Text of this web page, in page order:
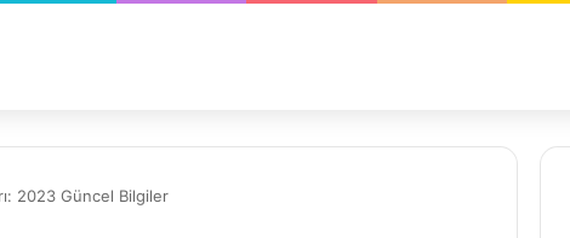
2023 Güncel Bilgiler